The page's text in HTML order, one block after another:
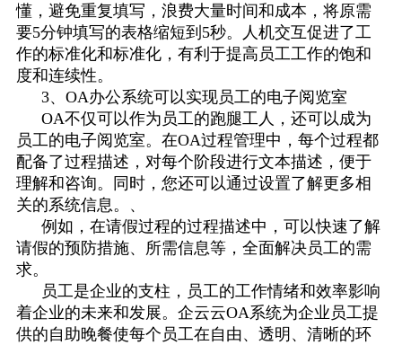
懂，避免重复填写，浪费大量时间和成本，将原需
要5分钟填写的表格缩短到5秒。人机交互促进了工
作的标准化和标准化，有利于提高员工工作的饱和
度和连续性。
3、 OA办公系统可以实现员工的电子阅览室
OA不仅可以作为员工的跑腿工人，还可以成为
员工的电子阅览室。在OA过程管理中，每个过程都
配备了过程描述，对每个阶段进行文本描述，便于
理解和咨询。同时，您还可以通过设置了解更多相
关的系统信息。 、
例如，在请假过程的过程描述中，可以快速了解
请假的预防措施、所需信息等，全面解决员工的需
求。
员工是企业的支柱，员工的工作情绪和效率影响
着企业的未来和发展。 企云云OA系统为企业员工提
供的自助晚餐使每个员工在自由、透明、清晰的环